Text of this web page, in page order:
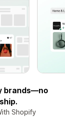
brands—no
Shopify